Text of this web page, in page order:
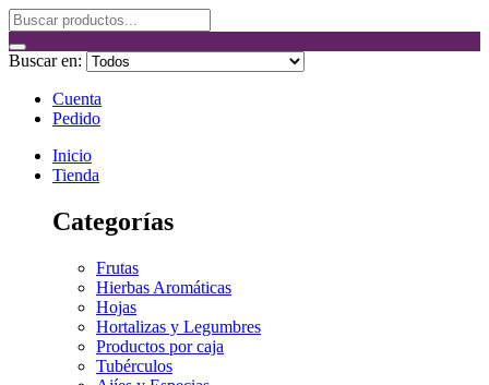
Buscar en:
Cuenta
Pedido
Inicio
Tienda
Categorías
Frutas
Hierbas Aromáticas
Hojas
Hortalizas y Legumbres
Productos por caja
Tubérculos